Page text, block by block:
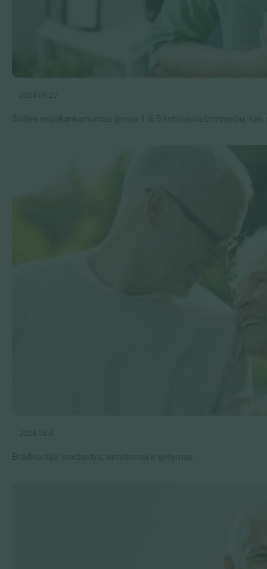
2024 05 22
Širdies nepakankamumas gresia 1 iš 5 keturiasdešimtmečių:
2024 03 4
Bradikardija: priežastys, simptomai ir gydymas